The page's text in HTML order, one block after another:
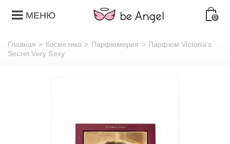
МЕНЮ 0
Главная > Косметика > Парфюмерия > Парфюм Victoria's
Secret Very Sexy